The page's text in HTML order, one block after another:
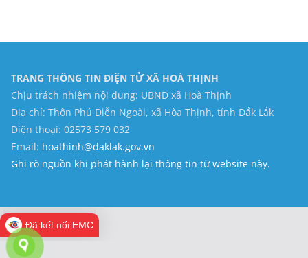
TRANG THÔNG TIN ĐIỆN TỬ XÃ HOÀ THỊNH
Chịu trách nhiệm nội dung: UBND xã Hoà Thịnh
Địa chỉ: Thôn Phú Diễn Ngoài, xã Hòa Thịnh, tỉnh Đắk Lắk
Điện thoại: 02573 579 032
Email: hoathinh@daklak.gov.vn
Ghi rõ nguồn khi phát hành lại thông tin từ website này.
Đã kết nối EMC